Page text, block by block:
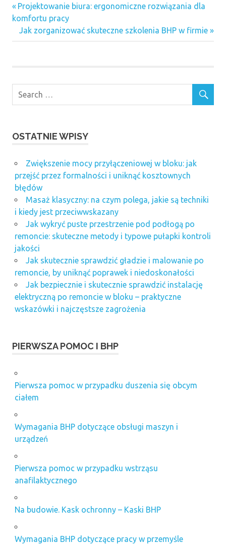
Nawigacja
wpisu
Previous
Post:
Projektowanie biura: ergonomiczne rozwiązania dla
komfortu pracy
Next
Post:
Jak zorganizować skuteczne szkolenia BHP w firmie
OSTATNIE WPISY
Zwiększenie mocy przyłączeniowej w bloku: jak
przejść przez formalności i uniknąć kosztownych
błędów
Masaż klasyczny: na czym polega, jakie są techniki
i kiedy jest przeciwwskazany
Jak wykryć puste przestrzenie pod podłogą po
remoncie: skuteczne metody i typowe pułapki kontroli
jakości
Jak skutecznie sprawdzić gładzie i malowanie po
remoncie, by uniknąć poprawek i niedoskonałości
Jak bezpiecznie i skutecznie sprawdzić instalację
elektryczną po remoncie w bloku – praktyczne
wskazówki i najczęstsze zagrożenia
PIERWSZA POMOC I BHP
Pierwsza pomoc w przypadku duszenia się obcym
ciałem
Wymagania BHP dotyczące obsługi maszyn i
urządzeń
Pierwsza pomoc w przypadku wstrząsu
anafilaktycznego
Na budowie. Kask ochronny – Kaski BHP
Wymagania BHP dotyczące pracy w przemyśle